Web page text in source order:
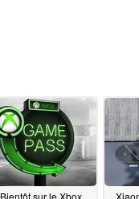
Bientôt sur le Xbox